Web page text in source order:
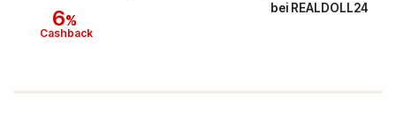
6%
Cashback
bei REALDOLL24